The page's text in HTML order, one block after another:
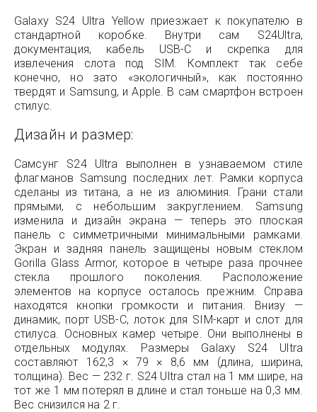
Galaxy S24 Ultra Yellow приезжает к покупателю в
стандартной коробке. Внутри сам S24Ultra,
документация, кабель USB-C и скрепка для
извлечения слота под SIM. Комплект так себе
конечно, но зато «экологичный», как постоянно
твердят и Samsung, и Apple. В сам смартфон встроен
стилус.
Дизайн и размер:
Самсунг S24 Ultra выполнен в узнаваемом стиле
флагманов Samsung последних лет. Рамки корпуса
сделаны из титана, а не из алюминия. Грани стали
прямыми, с небольшим закруглением. Samsung
изменила и дизайн экрана — теперь это плоская
панель с симметричными минимальными рамками.
Экран и задняя панель защищены новым стеклом
Gorilla Glass Armor, которое в четыре раза прочнее
стекла прошлого поколения. Расположение
элементов на корпусе осталось прежним. Справа
находятся кнопки громкости и питания. Внизу —
динамик, порт USB-C, лоток для SIM-карт и слот для
стилуса. Основных камер четыре. Они выполнены в
отдельных модулях. Размеры Galaxy S24 Ultra
составляют 162,3 × 79 × 8,6 мм (длина, ширина,
толщина). Вес — 232 г. S24 Ultra стал на 1 мм шире, на
тот же 1 мм потерял в длине и стал тоньше на 0,3 мм.
Вес снизился на 2 г.